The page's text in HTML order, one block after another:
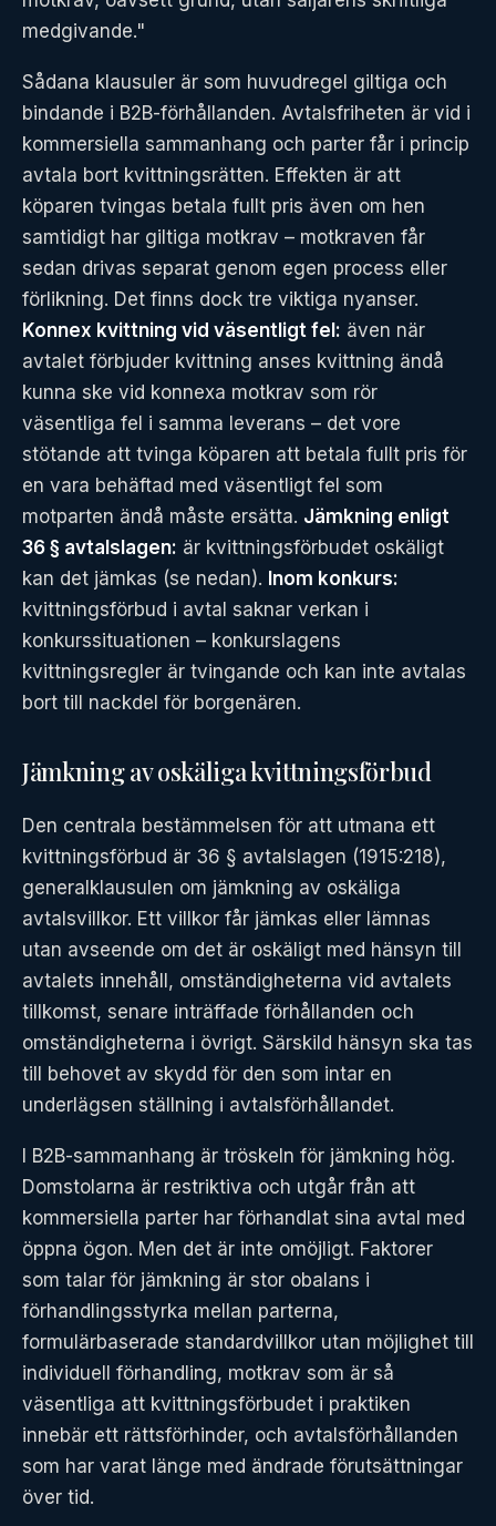
medgivande."
Sådana klausuler är som huvudregel giltiga och
bindande i B2B-förhållanden. Avtalsfriheten är vid i
kommersiella sammanhang och parter får i princip
avtala bort kvittningsrätten. Effekten är att
köparen tvingas betala fullt pris även om hen
samtidigt har giltiga motkrav – motkraven får
sedan drivas separat genom egen process eller
förlikning. Det finns dock tre viktiga nyanser.
Konnex kvittning vid väsentligt fel: även när
avtalet förbjuder kvittning anses kvittning ändå
kunna ske vid konnexa motkrav som rör
väsentliga fel i samma leverans – det vore
stötande att tvinga köparen att betala fullt pris för
en vara behäftad med väsentligt fel som
motparten ändå måste ersätta. Jämkning enligt
36 § avtalslagen: är kvittningsförbudet oskäligt
kan det jämkas (se nedan). Inom konkurs:
kvittningsförbud i avtal saknar verkan i
konkurssituationen – konkurslagens
kvittningsregler är tvingande och kan inte avtalas
bort till nackdel för borgenären.
Jämkning av oskäliga kvittningsförbud
Den centrala bestämmelsen för att utmana ett
kvittningsförbud är 36 § avtalslagen (1915:218),
generalklausulen om jämkning av oskäliga
avtalsvillkor. Ett villkor får jämkas eller lämnas
utan avseende om det är oskäligt med hänsyn till
avtalets innehåll, omständigheterna vid avtalets
tillkomst, senare inträffade förhållanden och
omständigheterna i övrigt. Särskild hänsyn ska tas
till behovet av skydd för den som intar en
underlägsen ställning i avtalsförhållandet.
I B2B-sammanhang är tröskeln för jämkning hög.
Domstolarna är restriktiva och utgår från att
kommersiella parter har förhandlat sina avtal med
öppna ögon. Men det är inte omöjligt. Faktorer
som talar för jämkning är stor obalans i
förhandlingsstyrka mellan parterna,
formulärbaserade standardvillkor utan möjlighet till
individuell förhandling, motkrav som är så
väsentliga att kvittningsförbudet i praktiken
innebär ett rättsförhinder, och avtalsförhållanden
som har varat länge med ändrade förutsättningar
över tid.